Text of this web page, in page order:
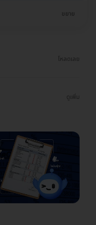
ขยาย
โหลดเลย
ดูเพิ่ม